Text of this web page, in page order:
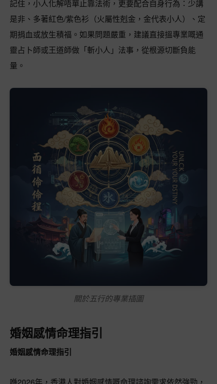
記住，小人化解唔單止靠法術，更要配合自身行為：少講
是非、多著紅色/紫色衫（火屬性剋金，金代表小人）、定
期捐血或放生積福。如果問題嚴重，建議直接搵專業嘅通
靈占卜師或王道師做「斬小人」法事，從根源切斷負能
量。
關於五行的專業插圖
婚姻感情命理指引
婚姻感情命理指引